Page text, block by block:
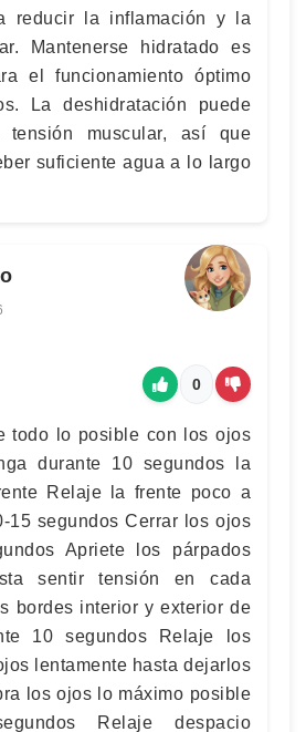
reducir la inflamación y la
Mantenerse hidratado es
el funcionamiento óptimo
La deshidratación puede
muscular, así que
suficiente agua a lo largo
0
todo lo posible con los ojos
durante 10 segundos la
Relaje la frente poco a
15 segundos Cerrar los ojos
Apriete los párpados
sentir tensión en cada
bordes interior y exterior de
10 segundos Relaje los
lentamente hasta dejarlos
los ojos lo máximo posible
Relaje despacio